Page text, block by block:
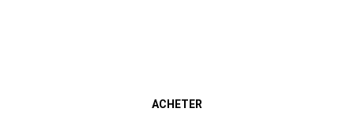
ACHETER